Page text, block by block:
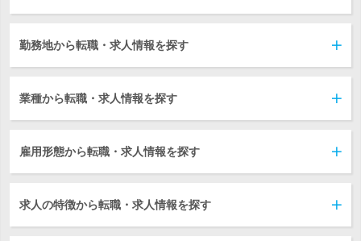
勤務地から転職・求人情報を探す
業種から転職・求人情報を探す
雇用形態から転職・求人情報を探す
求人の特徴から転職・求人情報を探す